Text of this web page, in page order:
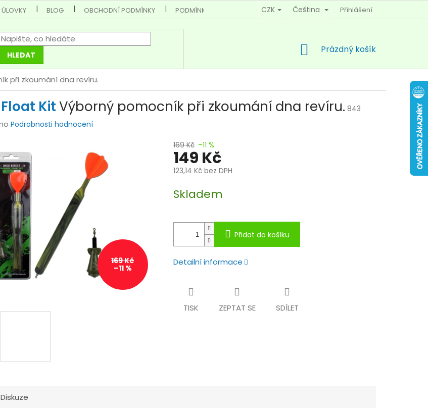
BLOG OBCHODNÍ PODMÍNKY PODMÍNKY OCHRANY OSOBNÍCH ÚDAJŮ KONTAKTY
CZK Čeština Přihlášení
HLEDAT
NÁKUPNÍ
Prázdný košík
při zkoumání dna revíru.
KitVýborný pomocník při zkoumání dna revíru. 843
Podrobnosti hodnocení
169 Kč
–11 %
169 Kč –11 %
149 Kč
123,14 Kč bez DPH
cena:
Skladem
Přidat do košíku
Detailní informace
TISK ZEPTAT SE SDÍLET
Diskuze